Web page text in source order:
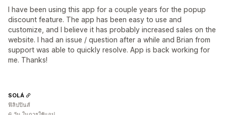
I have been using this app for a couple years for the popup
discount feature. The app has been easy to use and
customize, and I believe it has probably increased sales on the
website. I had an issue / question after a while and Brian from
support was able to quickly resolve. App is back working for
me. Thanks!
SOLÁ
ฟิลิปปินส์